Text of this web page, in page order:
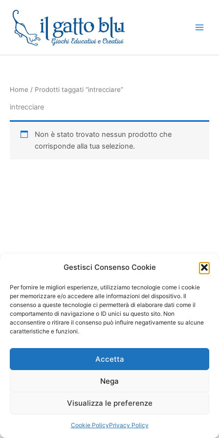
Gestisci Consenso Cookie
Per fornire le migliori esperienze, utilizziamo tecnologie come i cookie
per memorizzare e/o accedere alle informazioni del dispositivo. Il
consenso a queste tecnologie ci permetterà di elaborare dati come il
comportamento di navigazione o ID unici su questo sito. Non
acconsentire o ritirare il consenso può influire negativamente su alcune
caratteristiche e funzioni.
Accetta
Nega
Visualizza le preferenze
Cookie PolicyPrivacy Policy
contenuto
Home / Prodotti taggati “intrecciare”
intrecciare
Non è stato trovato nessun prodotto che
corrisponde alla tua selezione.
Copyright © 2026 Il Gatto Blu Giochi educativi Montessori e